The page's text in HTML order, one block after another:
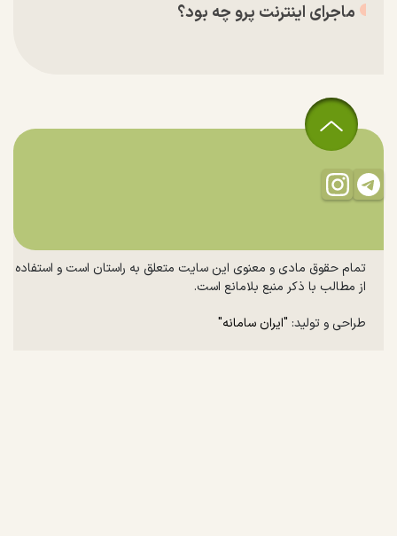
ماجرای اینترنت پرو چه بود؟
تمام حقوق مادی و معنوی این سایت متعلق به راستان است و استفاده
از مطالب با ذکر منبع بلامانع است.
طراحی و تولید: "ایران سامانه"